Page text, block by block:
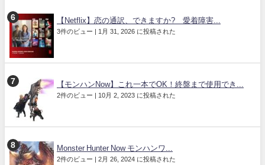
【Netflix】恋の通訳、できますか? 愛着障害...
3件のビュー | 1月 31, 2026 に投稿された
【モンハンNow】これ一本でOK！終盤まで使用でき...
2件のビュー | 10月 2, 2023 に投稿された
Monster Hunter Now モンハンワ...
2件のビュー | 2月 26, 2024 に投稿された